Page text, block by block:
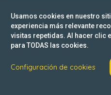
Terapia con
Usamos cookies en nuestro
experiencia más relevante
visitas repetidas. Al hacer clic
para TODAS las cookies.
Configuración de cookies